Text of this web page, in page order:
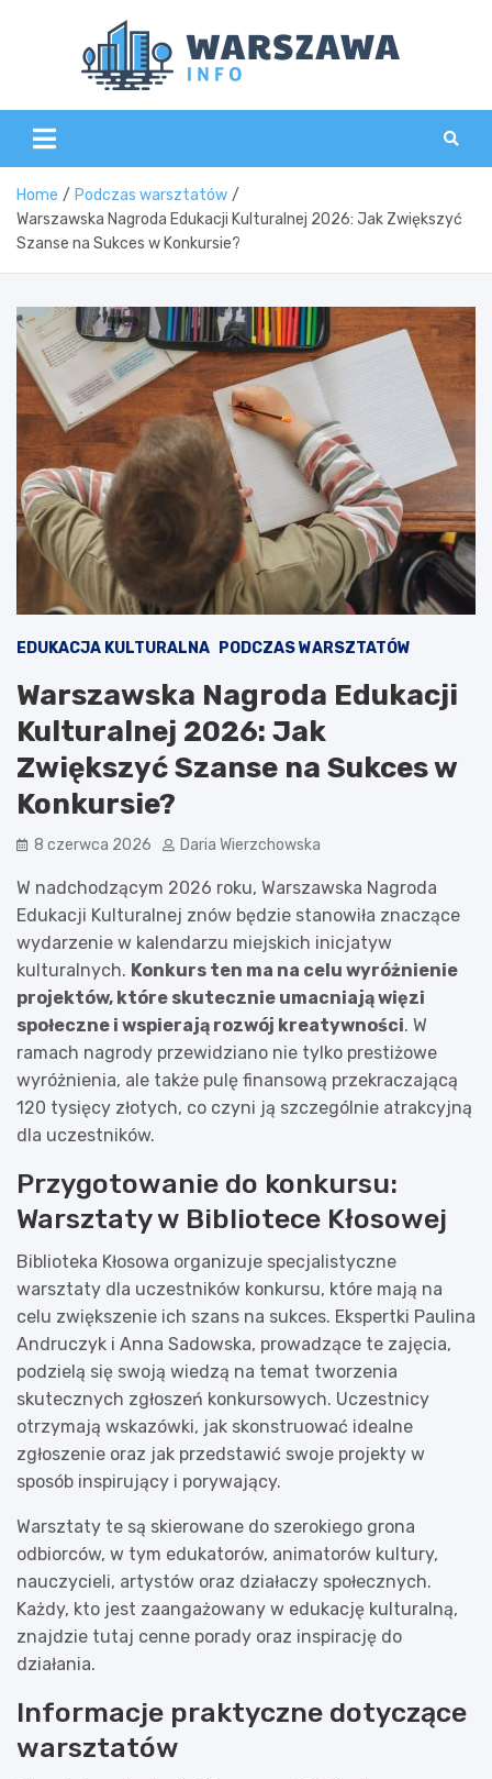
Home
Podczas warsztatów
Warszawska Nagroda Edukacji Kulturalnej 2026: Jak Zwiększyć
Szanse na Sukces w Konkursie?
EDUKACJA KULTURALNA PODCZAS WARSZTATÓW
Warszawska Nagroda Edukacji
Kulturalnej 2026: Jak
Zwiększyć Szanse na Sukces w
Konkursie?
8 czerwca 2026 Daria Wierzchowska
W nadchodzącym 2026 roku, Warszawska Nagroda
Edukacji Kulturalnej znów będzie stanowiła znaczące
wydarzenie w kalendarzu miejskich inicjatyw
kulturalnych. Konkurs ten ma na celu wyróżnienie
projektów, które skutecznie umacniają więzi
społeczne i wspierają rozwój kreatywności. W
ramach nagrody przewidziano nie tylko prestiżowe
wyróżnienia, ale także pulę finansową przekraczającą
120 tysięcy złotych, co czyni ją szczególnie atrakcyjną
dla uczestników.
Przygotowanie do konkursu:
Warsztaty w Bibliotece Kłosowej
Biblioteka Kłosowa organizuje specjalistyczne
warsztaty dla uczestników konkursu, które mają na
celu zwiększenie ich szans na sukces. Ekspertki Paulina
Andruczyk i Anna Sadowska, prowadzące te zajęcia,
podzielą się swoją wiedzą na temat tworzenia
skutecznych zgłoszeń konkursowych. Uczestnicy
otrzymają wskazówki, jak skonstruować idealne
zgłoszenie oraz jak przedstawić swoje projekty w
sposób inspirujący i porywający.
Warsztaty te są skierowane do szerokiego grona
odbiorców, w tym edukatorów, animatorów kultury,
nauczycieli, artystów oraz działaczy społecznych.
Każdy, kto jest zaangażowany w edukację kulturalną,
znajdzie tutaj cenne porady oraz inspirację do
działania.
Informacje praktyczne dotyczące
warsztatów